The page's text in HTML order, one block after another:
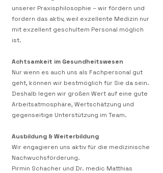
unserer Praxisphilosophie – wir fördern und
fordern das aktiv, weil exzellente Medizin nur
mit exzellent geschultem Personal möglich
ist.
Achtsamkeit im Gesundheitswesen
Nur wenn es auch uns als Fachpersonal gut
geht, können wir bestmöglich für Sie da sein.
Deshalb legen wir großen Wert auf eine gute
Arbeitsatmosphäre, Wertschätzung und
gegenseitige Unterstützung im Team.
Ausbildung & Weiterbildung
Wir engagieren uns aktiv für die medizinische
Nachwuchsförderung.
Pirmin Schacher und Dr. medic Matthias